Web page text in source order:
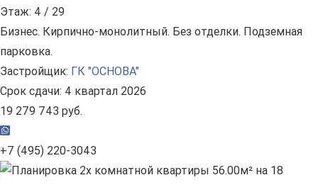
Этаж: 4 / 29
Бизнес. Кирпично-монолитный. Без отделки. Подземная
парковка.
Застройщик: ГК "ОСНОВА"
Срок сдачи: 4 квартал 2026
19 279 743 руб.
+7 (495) 220-3043